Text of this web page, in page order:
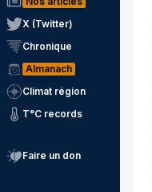
X (Twitter)
Chronique
Almanach
Climat région
T°C records
Faire un don